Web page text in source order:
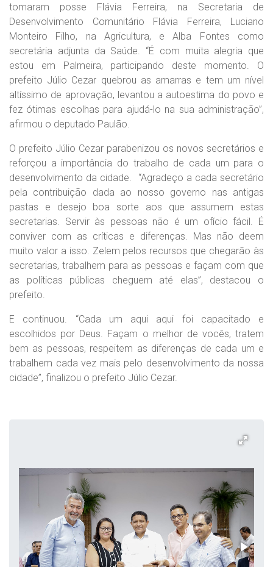
tomaram posse Flávia Ferreira, na Secretaria de
Desenvolvimento Comunitário Flávia Ferreira, Luciano
Monteiro Filho, na Agricultura, e Alba Fontes como
secretária adjunta da Saúde. “É com muita alegria que
estou em Palmeira, participando deste momento. O
prefeito Júlio Cezar quebrou as amarras e tem um nível
altíssimo de aprovação, levantou a autoestima do povo e
fez ótimas escolhas para ajudá-lo na sua administração”,
afirmou o deputado Paulão.
O prefeito Júlio Cezar parabenizou os novos secretários e
reforçou a importância do trabalho de cada um para o
desenvolvimento da cidade. “Agradeço a cada secretário
pela contribuição dada ao nosso governo nas antigas
pastas e desejo boa sorte aos que assumem estas
secretarias. Servir às pessoas não é um ofício fácil. É
conviver com as críticas e diferenças. Mas não deem
muito valor a isso. Zelem pelos recursos que chegarão às
secretarias, trabalhem para as pessoas e façam com que
as políticas públicas cheguem até elas”, destacou o
prefeito.
E continuou. “Cada um aqui aqui foi capacitado e
escolhidos por Deus. Façam o melhor de vocês, tratem
bem as pessoas, respeitem as diferenças de cada um e
trabalhem cada vez mais pelo desenvolvimento da nossa
cidade”, finalizou o prefeito Júlio Cezar.